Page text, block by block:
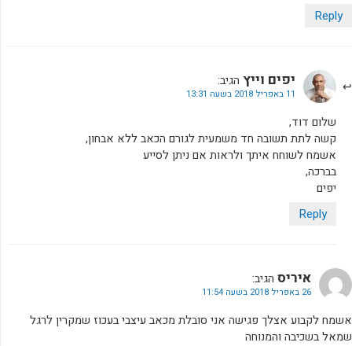
Reply
יפים וייץ הגיב:
11 באפריל 2018 בשעה 13:31
שלום דוד,
קשה לתת תשובה חד משמעית לגורם הכאב ללא אבחון,
אשמח לשוחח איתך ולראות אם ניתן לסייע
בברכה,
יפים
Reply
איריס הגיב:
26 באפריל 2018 בשעה 11:54
אשמח לקבוע אצלך פגישה אני סובלת מכאב עיצבי בעכוז שמקרין לרגל
שמאל בשכיבה והמנוחה